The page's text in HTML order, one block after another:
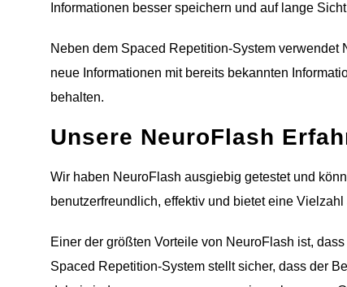
Informationen besser speichern und auf lange
Neben dem Spaced Repetition-System
neue Informationen mit bereits bekannten
behalten.
Unsere NeuroFlash
Wir haben NeuroFlash ausgiebig getestet und
benutzerfreundlich, effektiv und bietet eine
Einer der größten Vorteile von NeuroFlash ist,
Spaced Repetition-System stellt sicher, dass der